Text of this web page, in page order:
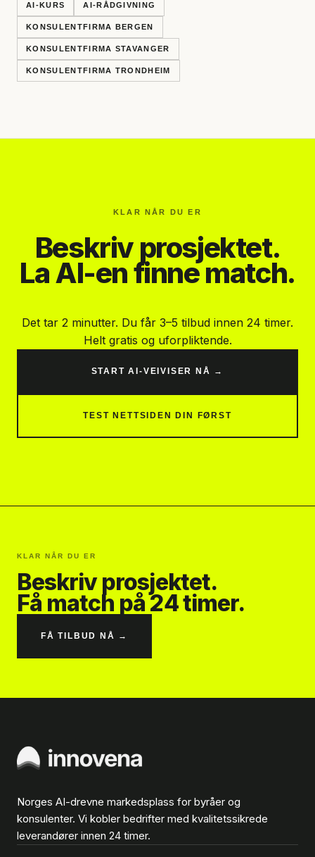
AI-KURS AI-RÅDGIVNING
KONSULENTFIRMA BERGEN
KONSULENTFIRMA STAVANGER
KONSULENTFIRMA TRONDHEIM
KLAR NÅR DU ER
Beskriv prosjektet.
La AI-en finne match.
Det tar 2 minutter. Du får 3–5 tilbud innen 24 timer.
Helt gratis og uforpliktende.
START AI-VEIVISER NÅ →
TEST NETTSIDEN DIN FØRST
KLAR NÅR DU ER
Beskriv prosjektet.
Få match på 24 timer.
FÅ TILBUD NÅ →
Norges AI-drevne markedsplass for byråer og
konsulenter. Vi kobler bedrifter med kvalitetssikrede
leverandører innen 24 timer.